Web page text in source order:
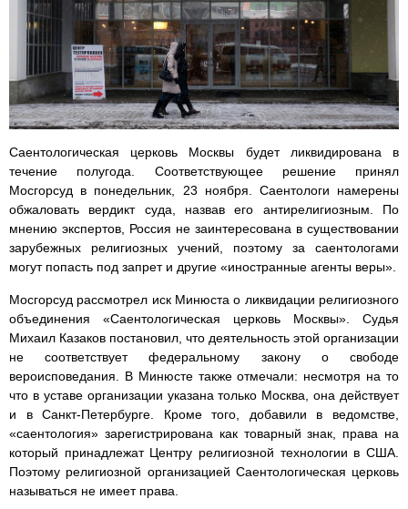
Саентологическая церковь Москвы будет ликвидирована в
течение полугода. Соответствующее решение принял
Мосгорсуд в понедельник, 23 ноября. Саентологи намерены
обжаловать вердикт суда, назвав его антирелигиозным. По
мнению экспертов, Россия не заинтересована в существовании
зарубежных религиозных учений, поэтому за саентологами
могут попасть под запрет и другие «иностранные агенты веры».
Мосгорсуд рассмотрел иск Минюста о ликвидации религиозного
объединения «Саентологическая церковь Москвы». Судья
Михаил Казаков постановил, что деятельность этой организации
не соответствует федеральному закону о свободе
вероисповедания. В Минюсте также отмечали: несмотря на то
что в уставе организации указана только Москва, она действует
и в Санкт-Петербурге. Кроме того, добавили в ведомстве,
«саентология» зарегистрирована как товарный знак, права на
который принадлежат Центру религиозной технологии в США.
Поэтому религиозной организацией Саентологическая церковь
называться не имеет права.